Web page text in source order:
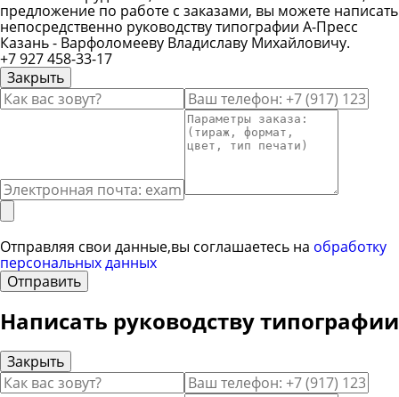
предложение по работе с заказами, вы можете написать
непосредственно руководству типографии А-Пресс
Казань - Варфоломееву Владиславу Михайловичу.
+7 927 458-33-17
Закрыть
Ввод вашего имени
Ввод вашего телефона
Ввод вашего сообщения
Отправляя свои данные,вы соглашаетесь на обработку
персональных данных
Отправить
Написать руководству типографии
Закрыть
Ввод вашего имени
Ввод вашего телефона